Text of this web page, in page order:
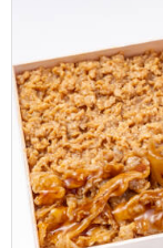
コクがご飯に
た。ボリュー
ご利用シーン：ロ
東京都渋谷区恵比